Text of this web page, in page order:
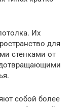
Их
для
стенками от
собой более